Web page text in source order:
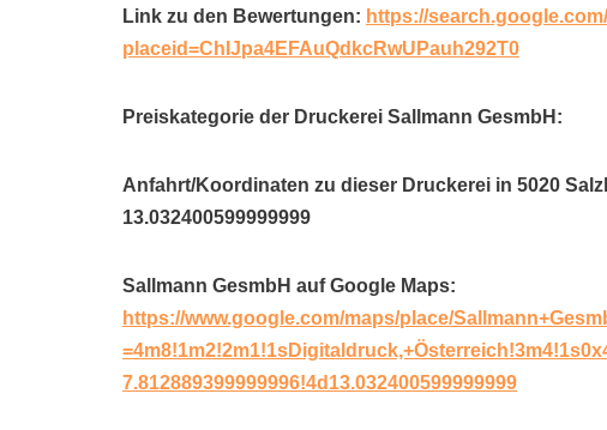
Link zu den Bewertungen: https://
placeid=ChIJpa4EFAuQdkcRwUPauh292T0
Preiskategorie der Druckerei Sallmann GesmbH:
Anfahrt/Koordinaten zu dieser Druckerei in 5020
13.032400599999999
Sallmann GesmbH auf Google Maps:
https://www.google.com/maps/place/
7.812889399999996!4d13.032400599999999